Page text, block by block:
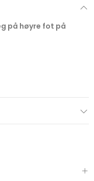
på høyre fot på